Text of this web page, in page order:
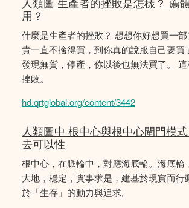
用？
什麼是生產者的挫敗？ 想想你好想買一
貴一直不捨得買，到你真的說服自己要買
發現無貨，停產，你以後也無法買了。
挫敗。
hd.qrtglobal.org/content/3442
人類圖中 根中心與根中心閘門模
去可以性
根中心，在脈輪中，對應海底輪。海底輪
大地，穩定，實事求是，建基於現實而行
於「生存」的動力與追求。